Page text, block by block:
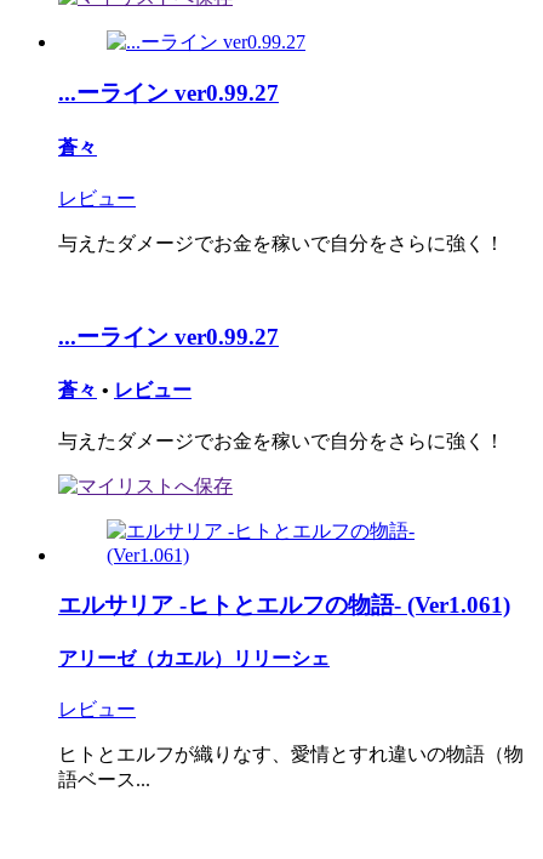
...ーライン ver0.99.27
蒼々
レビュー
与えたダメージでお金を稼いで自分をさらに強く！
...ーライン ver0.99.27
蒼々 • レビュー
与えたダメージでお金を稼いで自分をさらに強く！
エルサリア -ヒトとエルフの物語- (Ver1.061)
アリーゼ（カエル）リリーシェ
レビュー
ヒトとエルフが織りなす、愛情とすれ違いの物語（物
語ベース...